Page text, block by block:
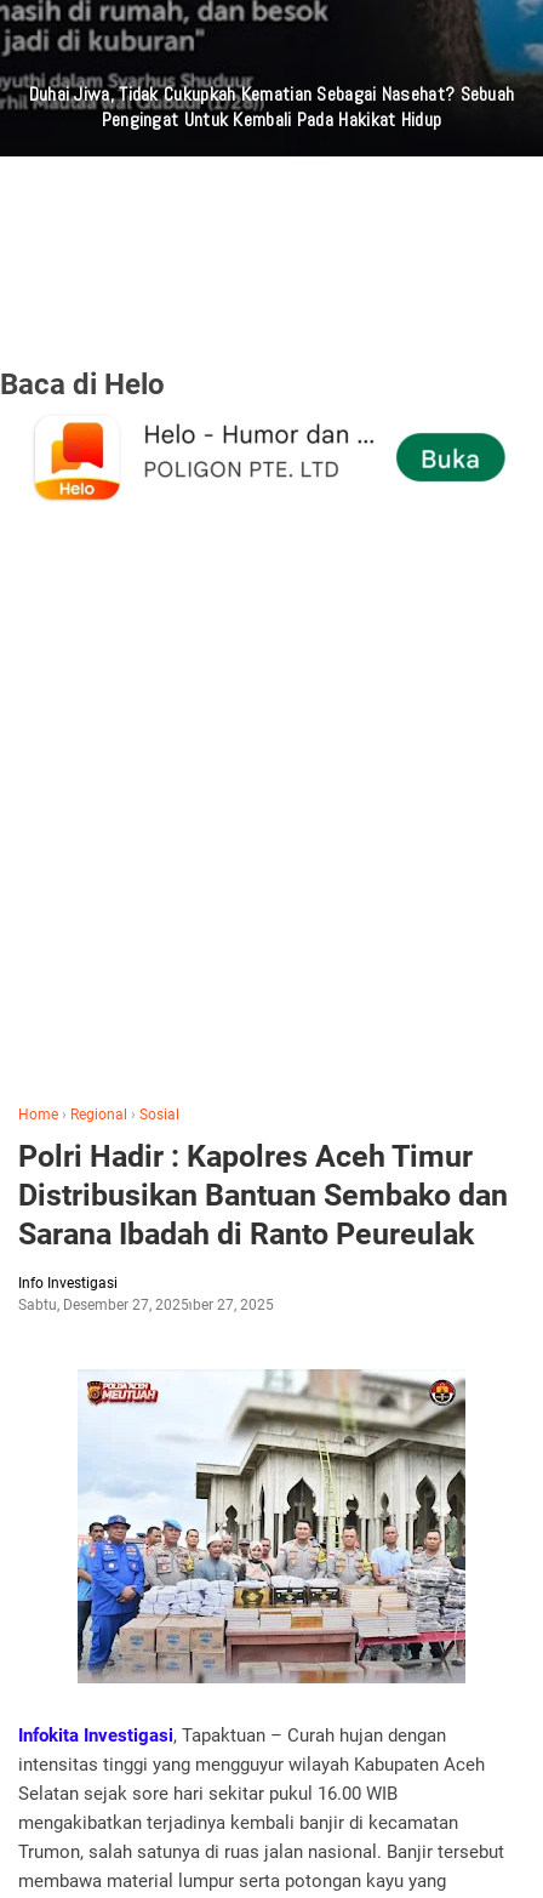
Duhai Jiwa, Tidak Cukupkah Kematian Sebagai Nasehat? Sebuah
Pengingat Untuk Kembali Pada Hakikat Hidup
Baca di Helo
Home › Regional › Sosial
Polri Hadir : Kapolres Aceh Timur
Distribusikan Bantuan Sembako dan
Sarana Ibadah di Ranto Peureulak
Info Investigasi
Sabtu, Desember 27, 2025Desember 27, 2025
Infokita Investigasi, Tapaktuan – Curah hujan dengan
intensitas tinggi yang mengguyur wilayah Kabupaten Aceh
Selatan sejak sore hari sekitar pukul 16.00 WIB
mengakibatkan terjadinya kembali banjir di kecamatan
Trumon, salah satunya di ruas jalan nasional. Banjir tersebut
membawa material lumpur serta potongan kayu yang